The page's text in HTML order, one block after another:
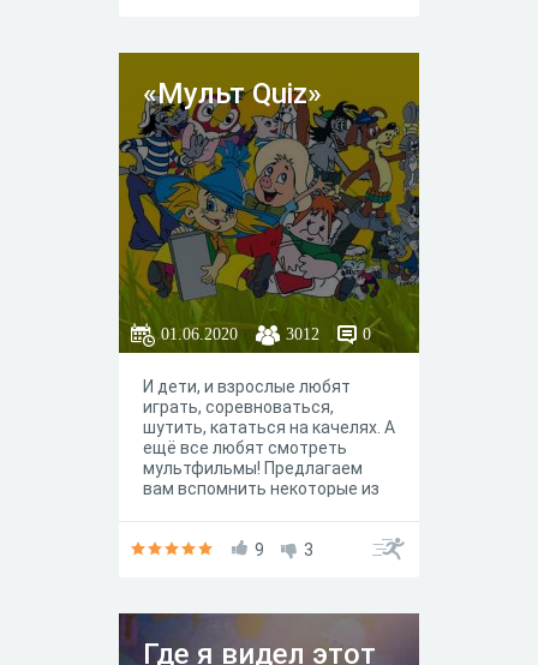
«Мульт Quiz»
01.06.2020 3012 0
И дети, и взрослые любят
играть, соревноваться,
шутить, кататься на качелях. А
ещё все любят смотреть
мультфильмы! Предлагаем
вам вспомнить некоторые из
«Мульт Quiz». Quiz - с
9 3
Где я видел этот